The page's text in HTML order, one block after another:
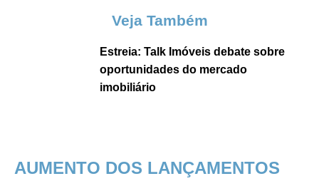
Veja Também
Estreia: Talk Imóveis debate sobre
oportunidades do mercado
imobiliário
AUMENTO DOS LANÇAMENTOS